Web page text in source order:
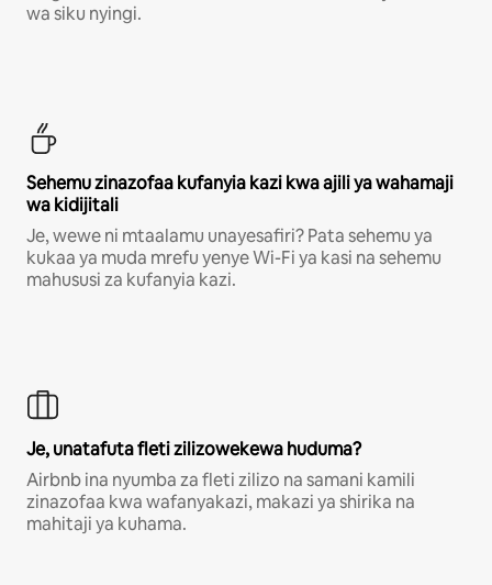
wa siku nyingi.
Sehemu zinazofaa kufanyia kazi kwa ajili ya wahamaji
wa kidijitali
Je, wewe ni mtaalamu unayesafiri? Pata sehemu ya
kukaa ya muda mrefu yenye Wi-Fi ya kasi na sehemu
mahususi za kufanyia kazi.
Je, unatafuta fleti zilizowekewa huduma?
Airbnb ina nyumba za fleti zilizo na samani kamili
zinazofaa kwa wafanyakazi, makazi ya shirika na
mahitaji ya kuhama.